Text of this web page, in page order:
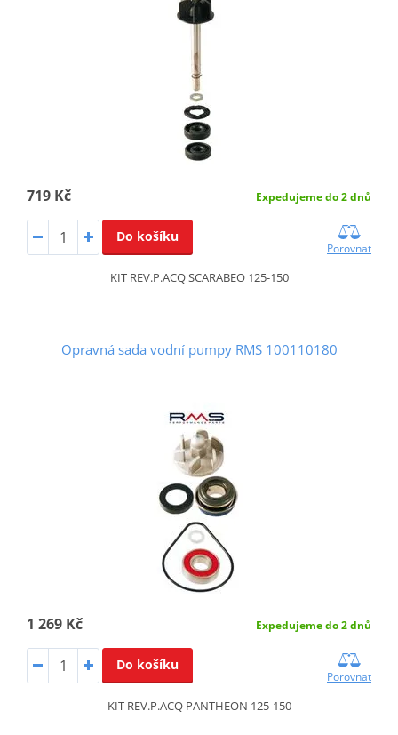
719 Kč Expedujeme do 2 dnů
Do košíku
Porovnat
KIT REV.P.ACQ SCARABEO 125-150
Opravná sada vodní pumpy RMS 100110180
1 269 Kč Expedujeme do 2 dnů
Do košíku
Porovnat
KIT REV.P.ACQ PANTHEON 125-150